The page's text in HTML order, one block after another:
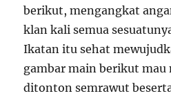
berikut, mengangkat
klan kali semua
Ikatan itu sehat
gambar main berikut mau
ditonton semrawut